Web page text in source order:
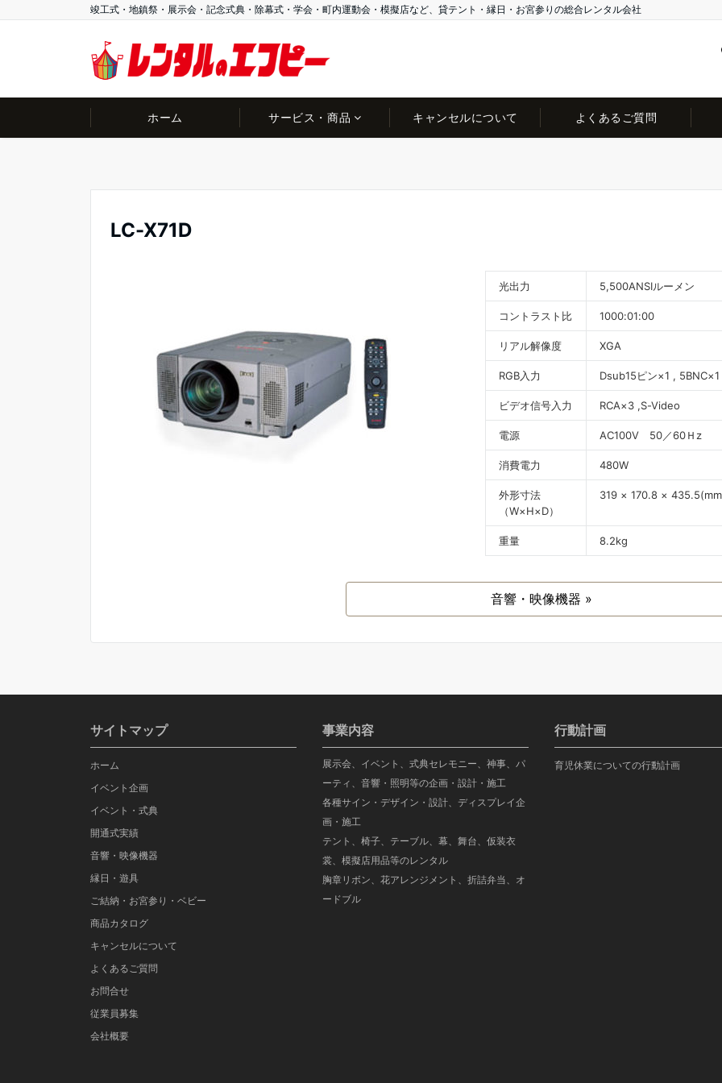
竣工式・地鎮祭・展示会・記念式典・除幕式・学会・町内運動会・模擬店など、貸テント・縁日・お宮参りの総合レンタル会社
ホーム サービス・商品 キャンセルについて よくあるご質問
LC-X71D
光出力 5,500ANSIルーメン
コントラスト比 1000:01:00
リアル解像度 XGA
RGB入力 Dsub15ピン×1 , 5BNC×1
ビデオ信号入力 RCA×3 ,S-Video
電源 AC100V 50／60Ｈz
消費電力 480W
外形寸法
（W×H×D）
319 × 170.8 ×
重量 8.2kg
音響・映像機器 »
サイトマップ
ホーム
イベント企画
イベント・式典
開通式実績
音響・映像機器
縁日・遊具
ご結納・お宮参り・ベビー
商品カタログ
キャンセルについて
よくあるご質問
お問合せ
従業員募集
会社概要
事業内容
展示会、イベント、式典セレモニー、神事、パ
ーティ、音響・照明等の企画・設計・施工
各種サイン・デザイン・設計、ディスプレイ企
画・施工
テント、椅子、テーブル、幕、舞台、仮装衣
裳、模擬店用品等のレンタル
胸章リボン、花アレンジメント、折詰弁当、オ
ードブル
行動計画
育児休業についての行動計画